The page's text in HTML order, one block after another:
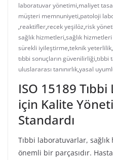
laboratuvar yönetimi,maliyet
müşteri memnuniyeti,patoloji
,reaktifler,recek yeşilöz,risk
sağlık hizmetleri,sağlık
sürekli iyileştirme,teknik yeterlilik,
tıbbi sonuçların güvenilirliği,tıbbi
uluslararası tanınırlık,yasal
ISO 15189
için Kalite
Standardı
Tıbbi laboratuvarlar,
önemli bir parçasıdır.